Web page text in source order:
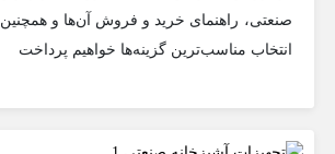
صنعتی، راهنمای خرید و فروش آن‌ها و همچنین
انتخاب مناسب‌ترین گزینه‌ها خواهیم پرداخت